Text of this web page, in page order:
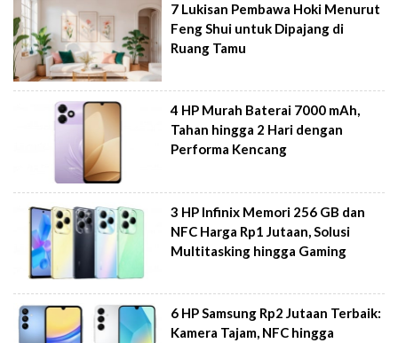
7 Lukisan Pembawa Hoki Menurut
Feng Shui untuk Dipajang di
Ruang Tamu
4 HP Murah Baterai 7000 mAh,
Tahan hingga 2 Hari dengan
Performa Kencang
3 HP Infinix Memori 256 GB dan
NFC Harga Rp1 Jutaan, Solusi
Multitasking hingga Gaming
6 HP Samsung Rp2 Jutaan Terbaik:
Kamera Tajam, NFC hingga